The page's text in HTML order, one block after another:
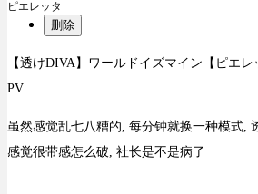
ピエレッタ
删除
【透けDIVA】ワールドイズマイン【ピエ
PV
虽然感觉乱七八糟的, 每分钟就换一种模式,
感觉很带感怎么破, 社长是不是病了